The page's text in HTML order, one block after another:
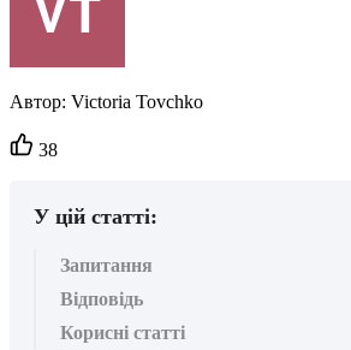
Автор: Victoria Tovchko
Кількість
вподобайок:
38
У цій статті:
Запитання
Відповідь
Корисні статті